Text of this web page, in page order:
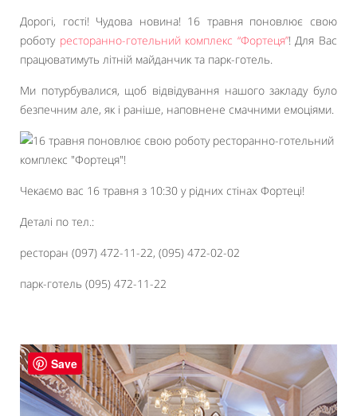
Дорогі, гості! Чудова новина! 16 травня поновлює свою
роботу ресторанно-готельний комплекс “Фортеця”! Для Вас
працюватимуть літній майданчик та парк-готель.
Ми потурбувалися, щоб відвідування нашого закладу було
безпечним але, як і раніше, наповнене смачними емоціями.
Чекаємо вас 16 травня з 10:30 у рідних стінах Фортеці!
Деталі по тел.:
ресторан (097) 472-11-22, (095) 472-02-02
парк-готель (095) 472-11-22
Save